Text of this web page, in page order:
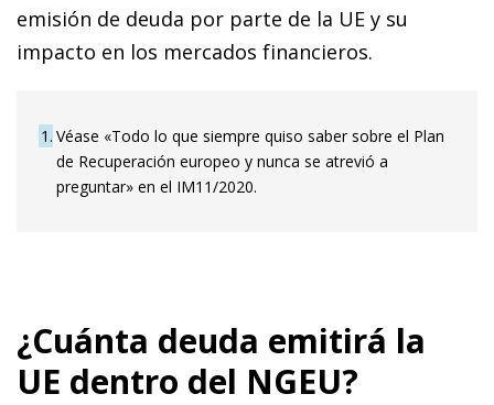
emisión de deuda por parte de la UE y su
impacto en los mercados financieros.
1 Véase «Todo lo que siempre quiso saber sobre el Plan
de Recuperación europeo y nunca se atrevió a
preguntar» en el IM11/2020.
¿Cuánta deuda emitirá la
UE dentro del NGEU?